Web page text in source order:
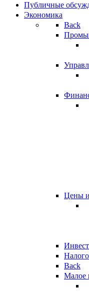
Публичные
Экономика
Back
Цены
Back
Малое